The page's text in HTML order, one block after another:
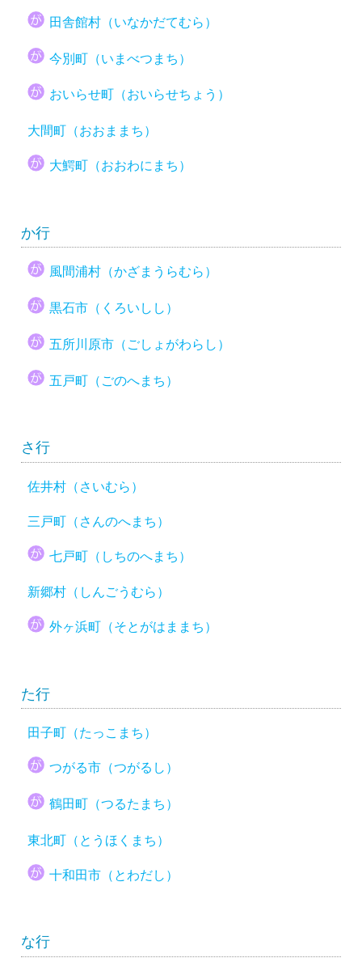
田舎館村（いなかだてむら）
今別町（いまべつまち）
おいらせ町（おいらせちょう）
大間町（おおままち）
大鰐町（おおわにまち）
か行
風間浦村（かざまうらむら）
黒石市（くろいしし）
五所川原市（ごしょがわらし）
五戸町（ごのへまち）
さ行
佐井村（さいむら）
三戸町（さんのへまち）
七戸町（しちのへまち）
新郷村（しんごうむら）
外ヶ浜町（そとがはままち）
た行
田子町（たっこまち）
つがる市（つがるし）
鶴田町（つるたまち）
東北町（とうほくまち）
十和田市（とわだし）
な行